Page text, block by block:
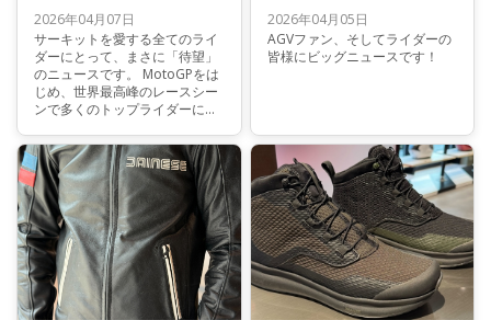
2026年04月07日
サーキットを愛する全てのライ
ダーにとって、まさに「待望」
のニュースです。 MotoGPをは
じめ、世界最高峰のレースシー
ンで多くのトップライダーに選
ラッグシップ・レーシングブー
ツ『AXIAL（アクシャル）』 そ
の最新モデルである『AXIAL 2
BOOTS』のカラーオーダー
（Custom Works）が、ついに
解禁となりました！
2026年04月05日
AGVファン、そしてライダーの
皆様にビッグニュースです！